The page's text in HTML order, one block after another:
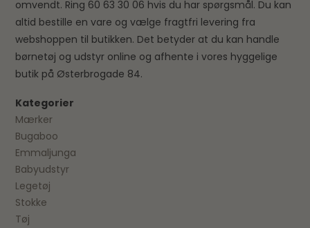
omvendt. Ring 60 63 30 06 hvis du har spørgsmål. Du kan
altid bestille en vare og vælge fragtfri levering fra
webshoppen til butikken. Det betyder at du kan handle
børnetøj og udstyr online og afhente i vores hyggelige
butik på Østerbrogade 84.
Kategorier
Mærker
Bugaboo
Emmaljunga
Babyudstyr
Legetøj
Stokke
Tøj